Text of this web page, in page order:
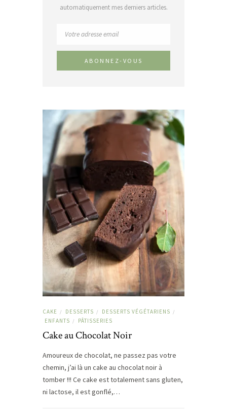
automatiquement mes derniers articles.
CAKE / DESSERTS / DESSERTS VÉGÉTARIENS /
ENFANTS / PÂTISSERIES
Cake au Chocolat Noir
Amoureux de chocolat, ne passez pas votre
chemin, j’ai là un cake au chocolat noir à
tomber !!! Ce cake est totalement sans gluten,
ni lactose, il est gonflé,…